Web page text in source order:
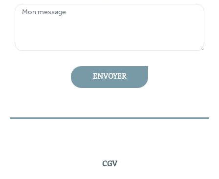
ENVOYER
CGV